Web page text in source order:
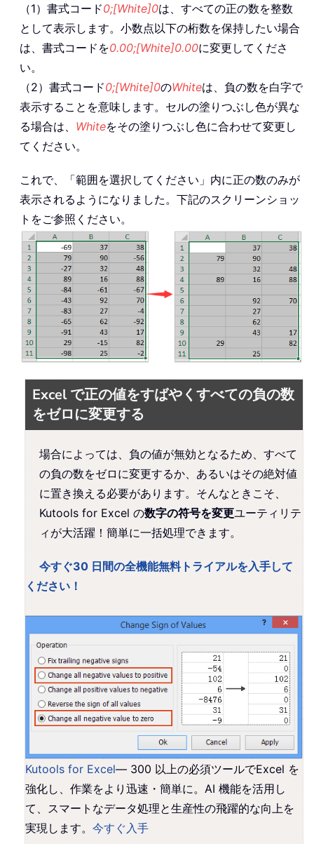
（1）書式コード0;[White]0は、すべての正の数を整数
として表示します。小数点以下の桁数を保持したい場合
は、書式コードを0.00;[White]0.00に変更してくださ
い。
（2）書式コード0;[White]0のWhiteは、負の数を白字で
表示することを意味します。セルの塗りつぶし色が異な
る場合は、 Whiteをその塗りつぶし色に合わせて変更し
てください。
これで、「範囲を選択してください」内に正の数のみが
表示されるようになりました。下記のスクリーンショッ
トをご参照ください。
Excel で正の値をすばやくすべての負の数
をゼロに変更する
場合によっては、負の値が無効となるため、すべて
の負の数をゼロに変更するか、あるいはその絶対値
に置き換える必要があります。そんなときこそ、
Kutools for Excel の数字の符号を変更ユーティリテ
ィが大活躍！簡単に一括処理できます。
今すぐ30 日間の全機能無料トライアルを入手して
ください！
Kutools for Excel— 300 以上の必須ツールでExcel を
強化し、作業をより迅速・簡単に。AI 機能を活用し
て、スマートなデータ処理と生産性の飛躍的な向上を
実現します。 今すぐ入手